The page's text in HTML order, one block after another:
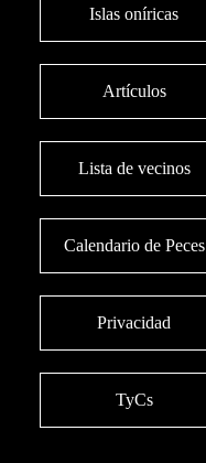
Islas oníricas
Artículos
Lista de vecinos
Calendario de Peces
Privacidad
TyCs